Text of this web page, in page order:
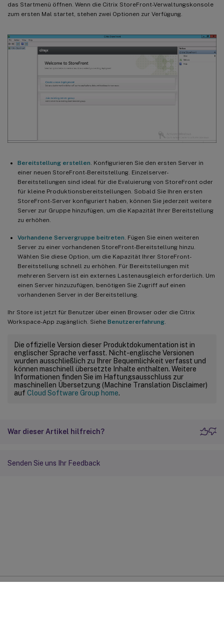
das Startmenü öffnen. Wenn die Citrix StoreFront-Verwaltungskonsole
zum ersten Mal startet, stehen zwei Optionen zur Verfügung.
Bereitstellung erstellen. Konfigurieren Sie den ersten Server in
einer neuen StoreFront-Bereitstellung. Einzelserver-
Bereitstellungen sind ideal für die Evaluierung von StoreFront oder
für kleine Produktionsbereitstellungen. Sobald Sie Ihren ersten
StoreFront-Server konfiguriert haben, können Sie jederzeit weitere
Server zur Gruppe hinzufügen, um die Kapazität Ihrer Bereitstellung
zu erhöhen.
Vorhandene Servergruppe beitreten. Fügen Sie einen weiteren
Server zu einer vorhandenen StoreFront-Bereitstellung hinzu.
Wählen Sie diese Option, um die Kapazität Ihrer StoreFront-
Bereitstellung schnell zu erhöhen. Für Bereitstellungen mit
mehreren Servern ist ein externes Lastenausgleich erforderlich. Um
einen Server hinzuzufügen, benötigen Sie Zugriff auf einen
vorhandenen Server in der Bereitstellung.
Ihr Store ist jetzt für Benutzer über einen Browser oder die Citrix
Workspace-App zugänglich. Siehe Benutzererfahrung.
Die offizielle Version dieser Produktdokumentation ist in
englischer Sprache verfasst. Nicht-englische Versionen
wurden ausschließlich zu Ihrer Bequemlichkeit verfasst und
können maschinell übersetzte Inhalte enthalten. Weitere
Informationen finden Sie im Haftungsausschluss zur
maschinellen Übersetzung (Machine Translation Disclaimer)
auf Cloud Software Group home.
War dieser Artikel hilfreich?
Senden Sie uns Ihr Feedback